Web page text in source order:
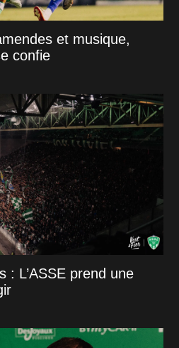
et musique,
confie
: L’ASSE prend une